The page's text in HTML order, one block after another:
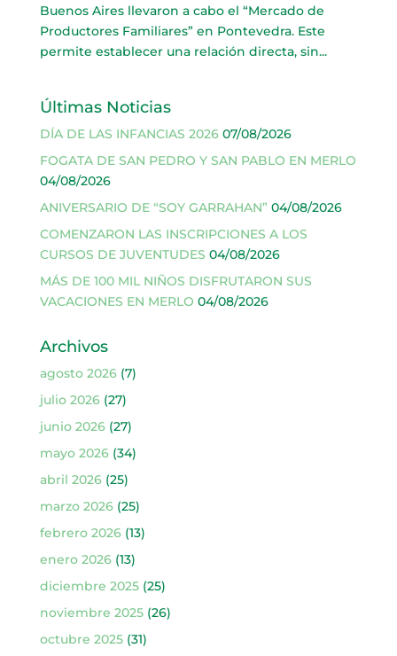
Buenos Aires llevaron a cabo el “Mercado de
Productores Familiares” en Pontevedra. Este
permite establecer una relación directa, sin...
Últimas Noticias
DÍA DE LAS INFANCIAS 2026 07/08/2026
FOGATA DE SAN PEDRO Y SAN PABLO EN MERLO
04/08/2026
ANIVERSARIO DE “SOY GARRAHAN” 04/08/2026
COMENZARON LAS INSCRIPCIONES A LOS
CURSOS DE JUVENTUDES 04/08/2026
MÁS DE 100 MIL NIÑOS DISFRUTARON SUS
VACACIONES EN MERLO 04/08/2026
Archivos
agosto 2026(7)
julio 2026(27)
junio 2026(27)
mayo 2026(34)
abril 2026(25)
marzo 2026(25)
febrero 2026(13)
enero 2026(13)
diciembre 2025(25)
noviembre 2025(26)
octubre 2025(31)